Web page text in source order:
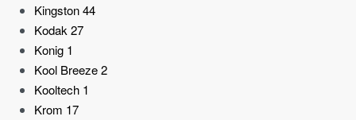
Kingston44
Kodak27
Konig 1
Kool Breeze2
Kooltech 1
Krom 17